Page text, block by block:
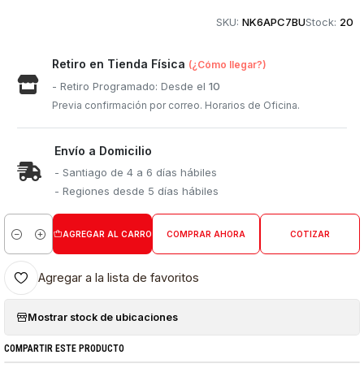
SKU: NK6APC7BUStock: 20
Retiro en Tienda Física (¿Cómo llegar?)
- Retiro Programado: Desde el10
Previa confirmación por correo. Horarios de Oficina.
Envío a Domicilio
- Santiago de 4 a 6 días hábiles
- Regiones desde 5 días hábiles
Cantidad
AGREGAR AL CARRO COMPRAR AHORA COTIZAR
Agregar a la lista de favoritos
Mostrar stock de ubicaciones
COMPARTIR ESTE PRODUCTO